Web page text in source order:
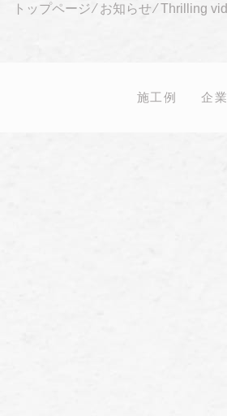
トップページ⁄ お知らせ⁄Thrilling
施工例 企